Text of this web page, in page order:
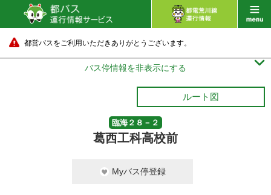
都営バスをご利用いただきありがとうございます。
バス停情報を非表示にする 
ルート図
臨海２８－２
葛西工科高校前
Myバス停登録